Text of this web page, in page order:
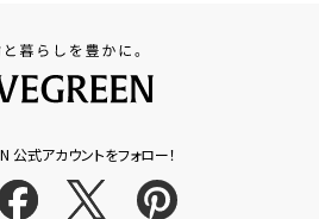
公式アカウントをフォロー！